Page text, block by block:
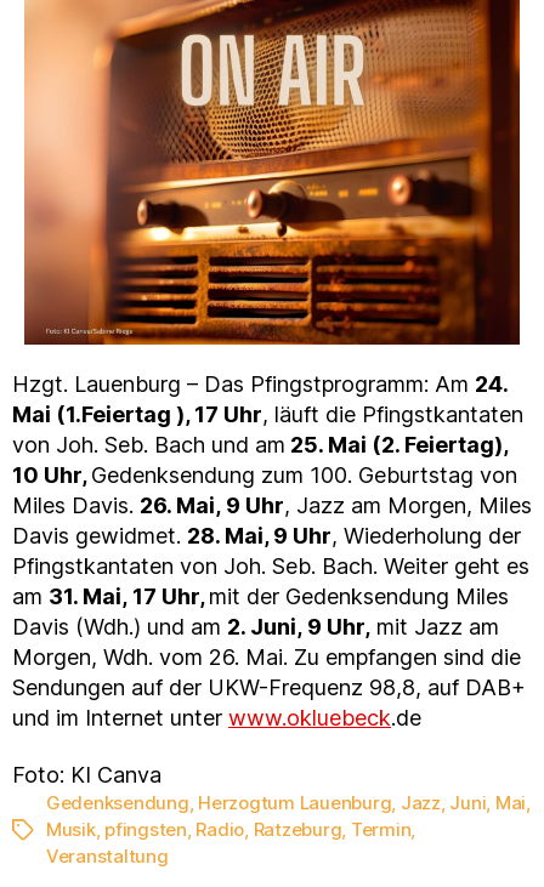
Hzgt. Lauenburg – Das Pfingstprogramm: Am 24.
Mai (1.Feiertag ), 17 Uhr, läuft die Pfingstkantaten
von Joh. Seb. Bach und am 25. Mai (2. Feiertag),
10 Uhr,Gedenksendung zum 100. Geburtstag von
Miles Davis. 26. Mai, 9 Uhr, Jazz am Morgen, Miles
Davis gewidmet. 28. Mai, 9 Uhr, Wiederholung der
Pfingstkantaten von Joh. Seb. Bach. Weiter geht es
am 31. Mai, 17 Uhr,mit der Gedenksendung Miles
Davis (Wdh.) und am 2. Juni, 9 Uhr, mit Jazz am
Morgen, Wdh. vom 26. Mai. Zu empfangen sind die
Sendungen auf der UKW-Frequenz 98,8, auf DAB+
und im Internet unter www.okluebeck.de
Foto: KI Canva
Schlagwörter
Gedenksendung, Herzogtum Lauenburg, Jazz, Juni, Mai,
Musik, pfingsten, Radio, Ratzeburg, Termin,
Veranstaltung